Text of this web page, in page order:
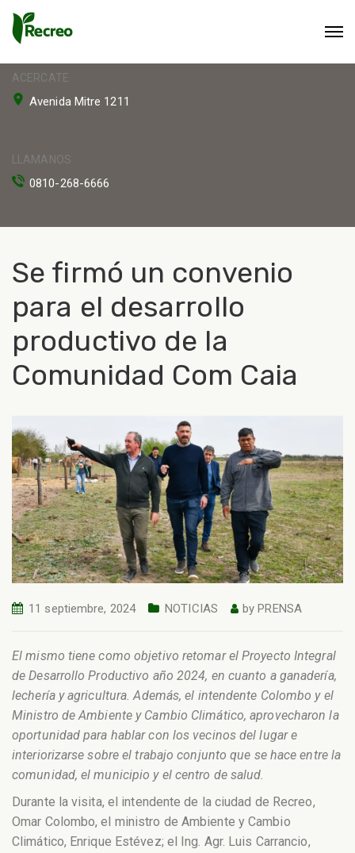
ACERCATE
Avenida Mitre 1211
LLAMANOS
0810-268-6666
Se firmó un convenio
para el desarrollo
productivo de la
Comunidad Com Caia
11 septiembre, 2024 NOTICIAS byPRENSA
El mismo tiene como objetivo retomar el Proyecto Integral
de Desarrollo Productivo año 2024, en cuanto a ganadería,
lechería y agricultura. Además, el intendente Colombo y el
Ministro de Ambiente y Cambio Climático, aprovecharon la
oportunidad para hablar con los vecinos del lugar e
interiorizarse sobre el trabajo conjunto que se hace entre la
comunidad, el municipio y el centro de salud.
Durante la visita, el intendente de la ciudad de Recreo,
Omar Colombo, el ministro de Ambiente y Cambio
Climático, Enrique Estévez; el Ing. Agr. Luis Carrancio,